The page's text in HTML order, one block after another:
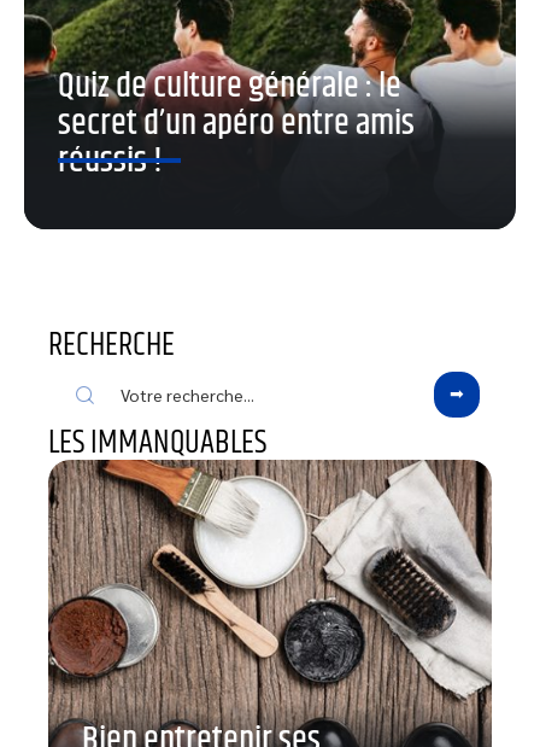
Quiz de culture générale : le
secret d’un apéro entre amis
réussis !
RECHERCHE
LES IMMANQUABLES